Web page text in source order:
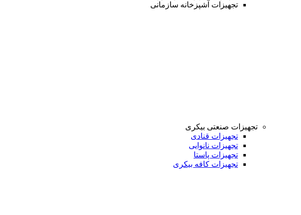
تجهیزات آشپزخانه سازمانی
تجهیزات صنعتی بیکری
تجهیزات قنادی
تجهیزات نانوایی
تجهیزات پاستا
تجهیزات کافه بیکری